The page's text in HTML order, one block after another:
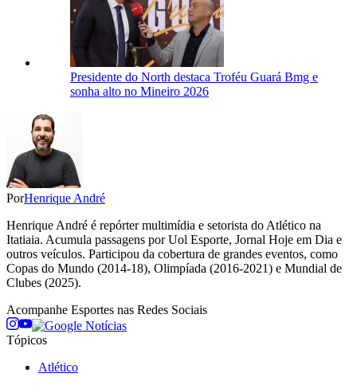
Presidente do North destaca Troféu Guará Bmg e
sonha alto no Mineiro 2026
PorHenrique André
Henrique André é repórter multimídia e setorista do Atlético na
Itatiaia. Acumula passagens por Uol Esporte, Jornal Hoje em Dia e
outros veículos. Participou da cobertura de grandes eventos, como
Copas do Mundo (2014-18), Olimpíada (2016-2021) e Mundial de
Clubes (2025).
Acompanhe Esportes nas Redes Sociais
Tópicos
Atlético